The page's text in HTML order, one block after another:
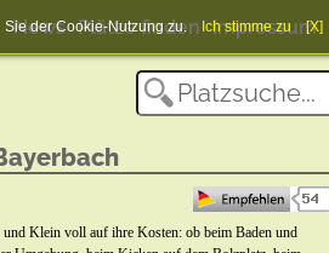
News Plätze finden Impressum
Klein voll auf ihre Kosten: ob beim Baden und
Sie der Cookie-Nutzung zu. Ich stimme zu [X]